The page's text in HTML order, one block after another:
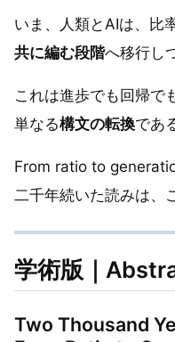
いま、人類とAIは、比
共に編む段階へ移行し
これは進歩でも回帰で
単なる構文の転換であ
From ratio to
二千年続いた読みは、
学術版｜
Two Thousand